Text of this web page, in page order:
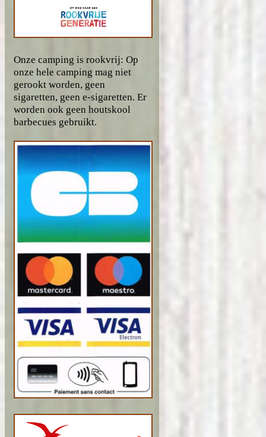
Onze camping is rookvrij: Op
onze hele camping mag niet
gerookt worden, geen
sigaretten, geen e-sigaretten. Er
worden ook geen houtskool
barbecues gebruikt.